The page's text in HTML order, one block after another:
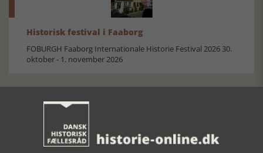
Historisk festival i Faaborg
FOBURGH Faaborg Internationale Historie Festival 2026 30.
oktober - 1. november 2026